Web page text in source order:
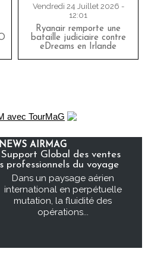
Vendredi 24 Juillet 2026 -
12:01
Ryanair remporte une
bataille judiciaire contre
eDreams en Irlande
AIRMAG
Global des ventes
professionnels du voyage
Dans un paysage aérien
international en perpétuelle
mutation, la fluidité des
opérations...